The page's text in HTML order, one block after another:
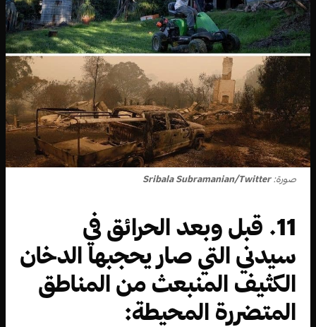
صورة:Sribala Subramanian/Twitter
11. قبل وبعد الحرائق في
سيدني التي صار يحجبها الدخان
الكثيف المنبعث من المناطق
المتضررة المحيطة: